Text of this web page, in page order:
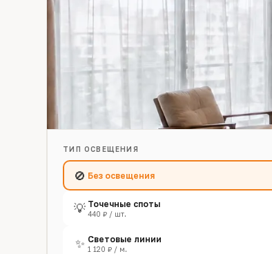
ТИП ОСВЕЩЕНИЯ
🚫 Без освещения
💡 Точечные споты
440 ₽ / шт.
✨ Световые линии
1 120 ₽ / м.